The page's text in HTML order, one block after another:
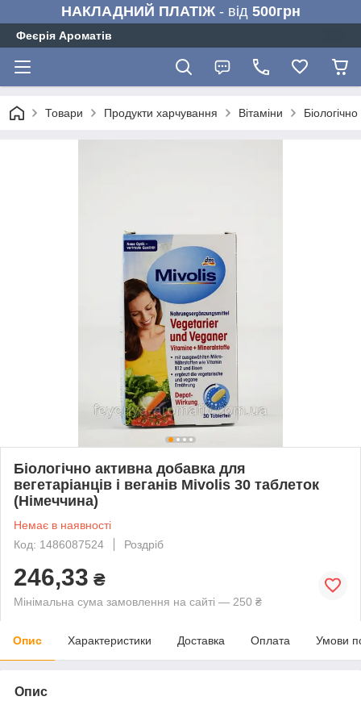
НАКЛАДНИЙ ПЛАТІЖ- від 500грн
Феєрія Ароматів
Товари Продукти харчування Вітаміни
Біологічно активна добавка для
вегетаріанців і веганів Mivolis 30 таблеток
(Німеччина)
Немає в наявності
Код: 1486087524
Роздріб
246,33 ₴
Мінімальна сума замовлення на сайті — 250 ₴
Опис Характеристики Доставка Оплата Умови
Опис